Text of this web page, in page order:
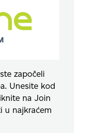
započeli
Unesite kod
na Join
u najkraćem